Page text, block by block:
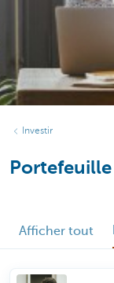
Investir
Portefeuille
Afficher tout